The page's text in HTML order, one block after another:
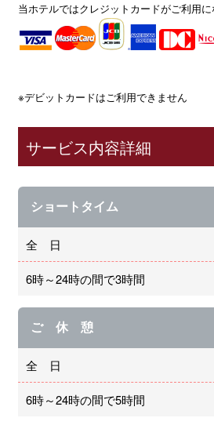
当ホテルではクレジットカードがご利用に
※デビットカードはご利用できません
サービス内容詳細
ショートタイム
全 日
6時～24時の間で3時間
ご 休 憩
全 日
6時～24時の間で5時間